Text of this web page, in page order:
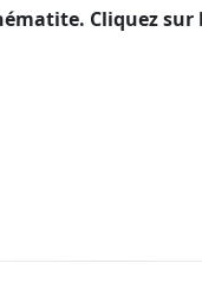
Cliquez sur